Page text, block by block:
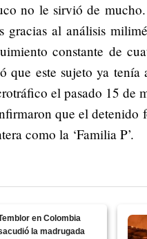
no le sirvió de
gracias al análisis
constante de
que este sujeto ya
el pasado 15 de
que el
como la ‘Familia P’.
en Colombia
la madrugada